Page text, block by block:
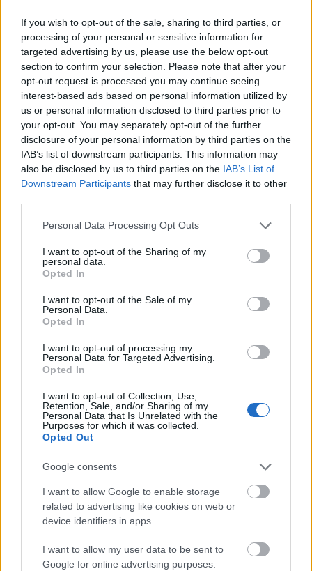
If you wish to opt-out of the sale, sharing to third parties, or
processing of your personal or sensitive information for
targeted advertising by us, please use the below opt-out
section to confirm your selection. Please note that after your
opt-out request is processed you may continue seeing
interest-based ads based on personal information utilized by
us or personal information disclosed to third parties prior to
your opt-out. You may separately opt-out of the further
disclosure of your personal information by third parties on the
IAB’s list of downstream participants. This information may
also be disclosed by us to third parties on the IAB’s List of
Downstream Participants that may further disclose it to other
Please note that this website/app uses one or more Google
not limited to your visit or usage behaviour. You may click to
grant or deny consent to Google and its third-party tags to
use your data for below specified purposes in below Google
consent section.
Personal Data Processing Opt Outs
I want to opt-out of the Sharing of my
personal data.
Opted In
I want to opt-out of the Sale of my
Personal Data.
Opted In
I want to opt-out of processing my
Personal Data for Targeted Advertising.
Opted In
I want to opt-out of Collection, Use,
Retention, Sale, and/or Sharing of my
Personal Data that Is Unrelated with the
Purposes for which it was collected.
Opted Out
Google consents
I want to allow Google to enable storage
related to advertising like cookies on web or
device identifiers in apps.
I want to allow my user data to be sent to
Google for online advertising purposes.
crédit soient nécessaires, il n'est pas nécessaire
qu'une entreprise vous les demande si vous faites
des achats chez elle. En fait, vous devriez signaler
toute entreprise qui vous demande ces informations
au Bureau d'éthique commerciale.
Si vous faites beaucoup d'achats en ligne, ce serait
une bonne idée de télécharger une barre d'outils
anti-hameçonnage sur votre ordinateur. Cela vous
aidera à éliminer les sites qui vous demandent des
informations dans le but de vous escroquer. Vous
pouvez trouver ce logiciel gratuitement sur Internet.
des personnes avec lesquelles vous faites des
pouvez faire vos achats en ligne et trouver de bonnes
affaires, mais il y a aussi des entreprises sans
faites vos achats est sécurisé et que vous lui faites
confiance.
La recherche est la clé pour économiser de l'argent
avec les achats en ligne. Faites une recherche sur ce
que vous voulez acheter. Vous pouvez utiliser un
moteur de recherche traditionnel comme Google, ou
un moteur spécifique aux achats comme
Shopping.com, afin de voir plus facilement qui a
l'article en stock et quel est son prix.
N'oubliez pas que lorsque vous faites des achats en
ligne, l'expédition de votre article peut entraîner des
frais importants. Tenez toujours compte de ces
coûts lorsque vous recherchez le meilleur prix. Un
site Web peut afficher un prix élevé, mais inclure la
livraison gratuite. Le même article sur un autre site
peut être proposé à un prix inférieur, mais une fois